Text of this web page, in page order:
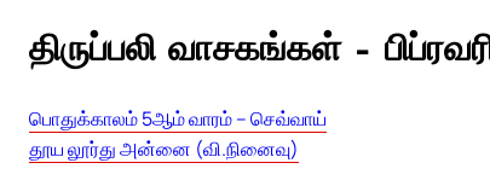
திருப்பலி வாசகங்கள் –
பொதுக்காலம் 5ஆம் வாரம் – செவ்வாய்
தூய லூர்து அன்னை (வி.நினைவு)